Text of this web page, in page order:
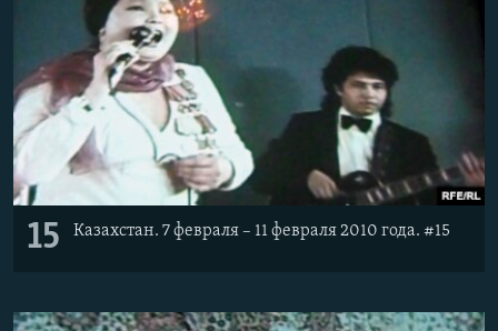
15 Казахстан. 7 февраля – 11 февраля 2010 года. #15